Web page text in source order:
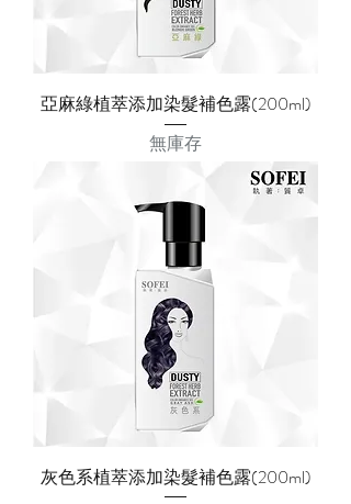
亞麻綠植萃添加染髮補色露(200ml)
無庫存
灰色系植萃添加染髮補色露(200ml)